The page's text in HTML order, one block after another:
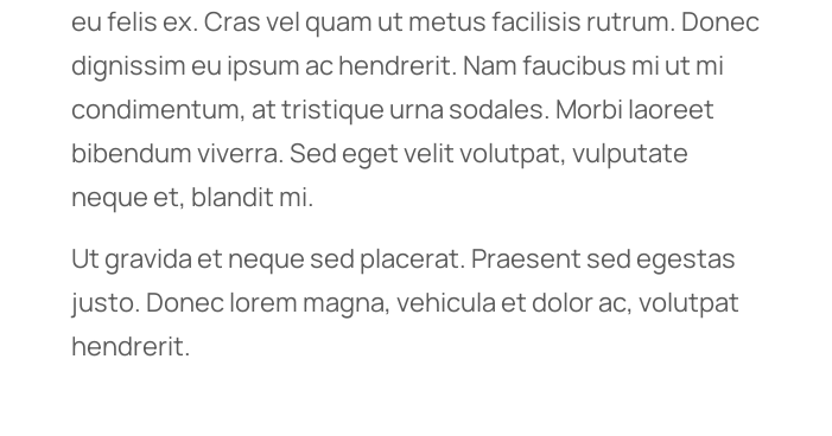
eu felis ex. Cras vel quam ut metus facilisis rutrum. Donec
dignissim eu ipsum ac hendrerit. Nam faucibus mi ut mi
condimentum, at tristique urna sodales. Morbi laoreet
bibendum viverra. Sed eget velit volutpat, vulputate
neque et, blandit mi.
Ut gravida et neque sed placerat. Praesent sed egestas
justo. Donec lorem magna, vehicula et dolor ac, volutpat
hendrerit.